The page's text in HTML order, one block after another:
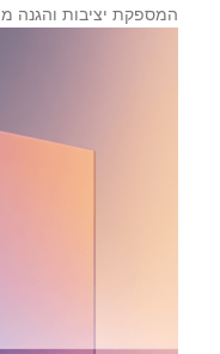
המספקת יציבות והגנה